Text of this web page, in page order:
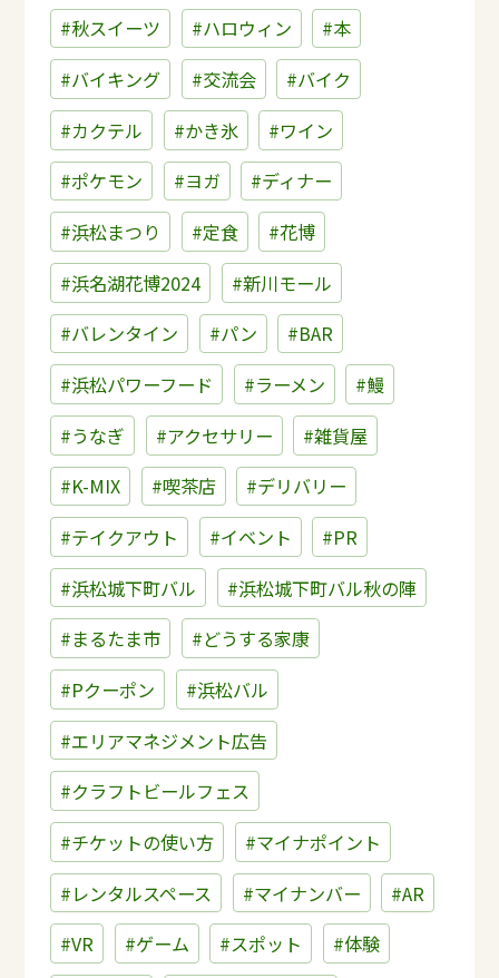
#秋スイーツ
#ハロウィン
#本
#バイキング
#交流会
#バイク
#カクテル
#かき氷
#ワイン
#ポケモン
#ヨガ
#ディナー
#浜松まつり
#定食
#花博
#浜名湖花博2024
#新川モール
#バレンタイン
#パン
#BAR
#浜松パワーフード
#ラーメン
#鰻
#うなぎ
#アクセサリー
#雑貨屋
#K-MIX
#喫茶店
#デリバリー
#テイクアウト
#イベント
#PR
#浜松城下町バル
#浜松城下町バル秋の陣
#まるたま市
#どうする家康
#Pクーポン
#浜松バル
#エリアマネジメント広告
#クラフトビールフェス
#チケットの使い方
#マイナポイント
#レンタルスペース
#マイナンバー
#AR
#VR
#ゲーム #スポット
#体験